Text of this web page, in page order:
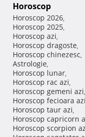
Horoscop
Horoscop 2026,
Horoscop 2025,
Horoscop azi,
Horoscop dragoste,
Horoscop chinezesc,
Astrologie,
Horoscop lunar,
Horoscop rac azi,
Horoscop gemeni azi,
Horoscop fecioara azi
Horoscop taur azi,
Horoscop capricorn
Horoscop scorpion